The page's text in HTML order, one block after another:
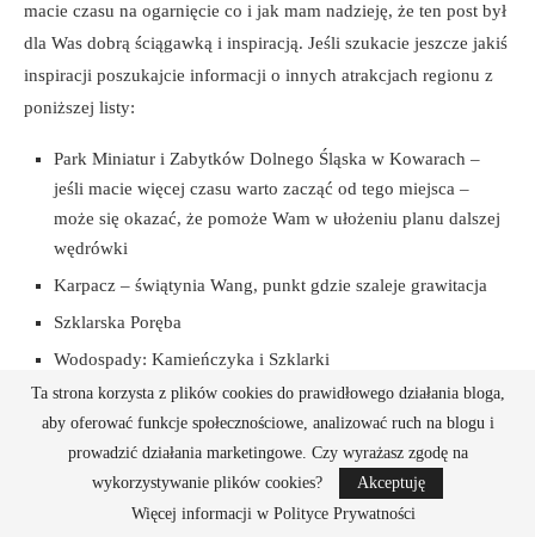
macie czasu na ogarnięcie co i jak mam nadzieję, że ten post był
dla Was dobrą ściągawką i inspiracją. Jeśli szukacie jeszcze jakiś
inspiracji poszukajcie informacji o innych atrakcjach regionu z
poniższej listy:
Park Miniatur i Zabytków Dolnego Śląska w Kowarach –
jeśli macie więcej czasu warto zacząć od tego miejsca –
może się okazać, że pomoże Wam w ułożeniu planu dalszej
wędrówki
Karpacz – świątynia Wang, punkt gdzie szaleje grawitacja
Szklarska Poręba
Wodospady: Kamieńczyka i Szklarki
Huta szkła kryształowego w Piechowicach
Szrenica
Jagniątków
Ta strona korzysta z plików cookies do prawidłowego działania bloga,
aby oferować funkcje społecznościowe, analizować ruch na blogu i
prowadzić działania marketingowe. Czy wyrażasz zgodę na
wykorzystywanie plików cookies?
Akceptuję
Więcej informacji w Polityce Prywatności